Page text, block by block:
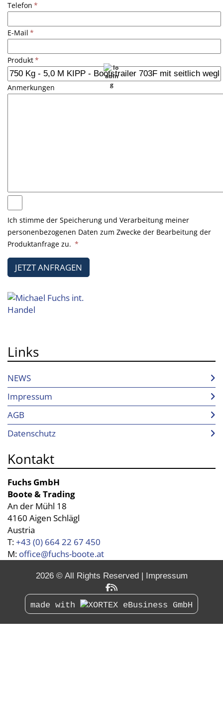
Telefon *
E-Mail *
Produkt*
Anmerkungen
Ich stimme der Speicherung und Verarbeitung meiner
personenbezogenen Daten zum Zwecke der Bearbeitung der
Produktanfrage zu. *
JETZT ANFRAGEN
Links
NEWS
Impressum
AGB
Datenschutz
Kontakt
Fuchs GmbH
Boote & Trading
An der Mühl 18
4160 Aigen Schlägl
Austria
T:+43 (0) 664 22 67 450
M: office@fuchs-boote.at
2026 © All Rights Reserved Impressum
made with